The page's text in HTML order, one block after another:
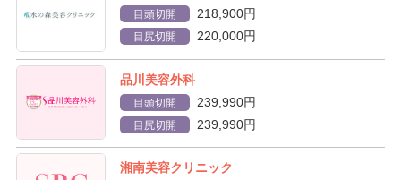
目頭切開 218,900円
目尻切開 220,000円
品川美容外科
目頭切開 239,990円
目尻切開 239,990円
湘南美容クリニック